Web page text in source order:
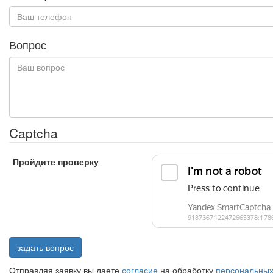
Вопрос
Captcha
Пройдите проверку
задать вопрос
Отправляя заявку вы даете согласие на обработку